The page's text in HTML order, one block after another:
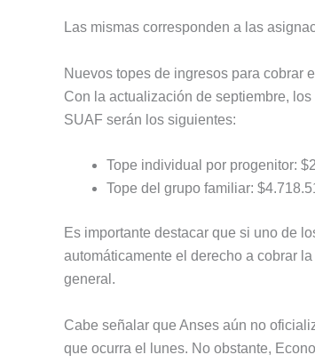
Las mismas corresponden a las
Nuevos topes de ingresos para cobrar
Con la actualización de septiembre,
SUAF serán los siguientes:
Tope individual por progenitor:
Tope del grupo familiar:
Es importante destacar que si uno de
automáticamente el derecho a cobrar
general.
Cabe señalar que Anses aún no
que ocurra el lunes. No obstante,